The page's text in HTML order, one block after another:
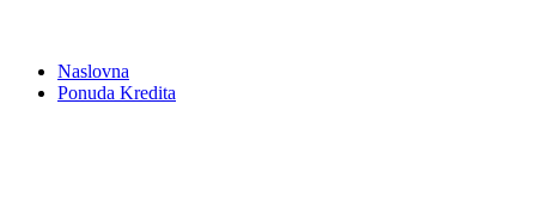
Naslovna
Ponuda Kredita